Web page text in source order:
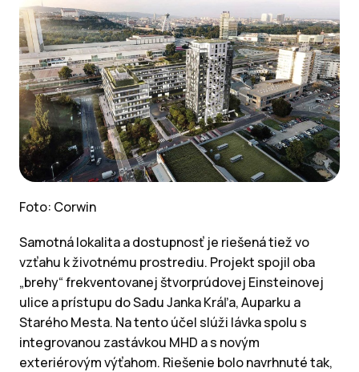
Foto: Corwin
Samotná lokalita a dostupnosť je riešená tiež vo
vzťahu k životnému prostrediu. Projekt spojil oba
„brehy“ frekventovanej štvorprúdovej Einsteinovej
ulice a prístupu do Sadu Janka Kráľa, Auparku a
Starého Mesta. Na tento účel slúži lávka spolu s
integrovanou zastávkou MHD a s novým
exteriérovým výťahom. Riešenie bolo navrhnuté tak,